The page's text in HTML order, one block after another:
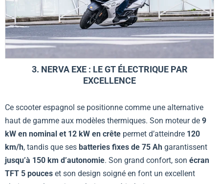
3. NERVA EXE : LE GT ÉLECTRIQUE PAR
EXCELLENCE
Ce scooter espagnol se positionne comme une alternative
haut de gamme aux modèles thermiques. Son moteur de 9
kW en nominal et 12 kW en crête permet d’atteindre 120
km/h, tandis que ses batteries fixes de 75 Ah garantissent
jusqu’à 150 km d’autonomie. Son grand confort, son écran
TFT 5 pouces et son design soigné en font un excellent